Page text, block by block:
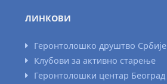
ЛИНКОВИ
Геронтолошко друштво Србије
Клубови за активно старење
Геронтолошки центар Београд